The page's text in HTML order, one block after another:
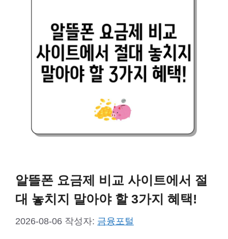
알뜰폰 요금제 비교 사이트에서 절
대 놓치지 말아야 할 3가지 혜택!
2026-08-06 작성자: 금융포털